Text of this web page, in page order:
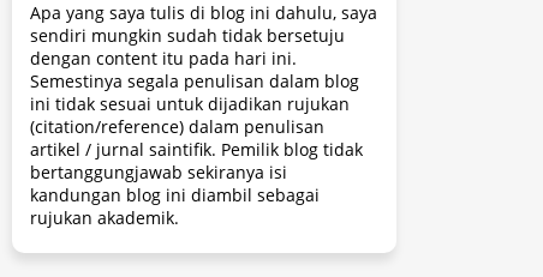
Apa yang saya tulis di blog ini dahulu, saya
sendiri mungkin sudah tidak bersetuju
dengan content itu pada hari ini.
Semestinya segala penulisan dalam blog
ini tidak sesuai untuk dijadikan rujukan
(citation/reference) dalam penulisan
artikel / jurnal saintifik. Pemilik blog tidak
bertanggungjawab sekiranya isi
kandungan blog ini diambil sebagai
rujukan akademik.